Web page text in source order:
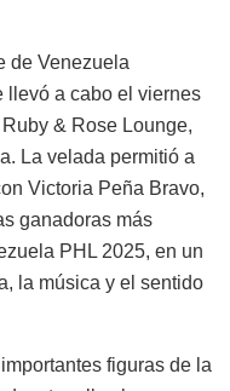
de Venezuela
llevó a cabo el viernes
& Rose Lounge,
La velada permitió a
Victoria Peña Bravo,
ganadoras más
PHL 2025, en un
la música y el sentido
figuras de la